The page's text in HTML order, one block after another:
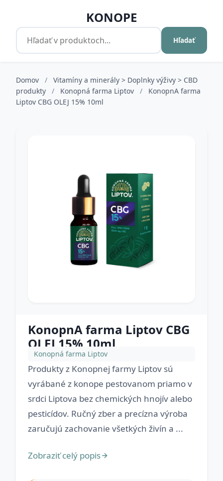
KONOPE
Hľadať
Domov /
Vitamíny a minerály > Doplnky výživy > CBD
produkty
/ Konopná farma Liptov /
KonopnA farma
Liptov CBG OLEJ 15% 10ml
KonopnA farma Liptov CBG
OLEJ 15% 10ml
Konopná farma Liptov
Produkty z Konopnej farmy Liptov sú
vyrábané z konope pestovanom priamo v
srdci Liptova bez chemických hnojív alebo
pesticídov. Ručný zber a precízna výroba
zaručujú zachovanie všetkých živín a ...
Zobraziť celý popis